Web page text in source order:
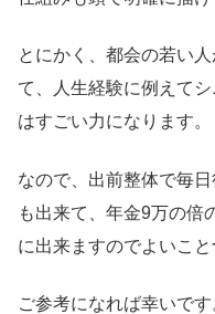
とにかく、都会の若い
て、人生経験に例えて
はすごい力になります。
なので、出前整体で毎
も出来て、年金9万の倍
に出来ますのでよいこと
ご参考になれば幸いです